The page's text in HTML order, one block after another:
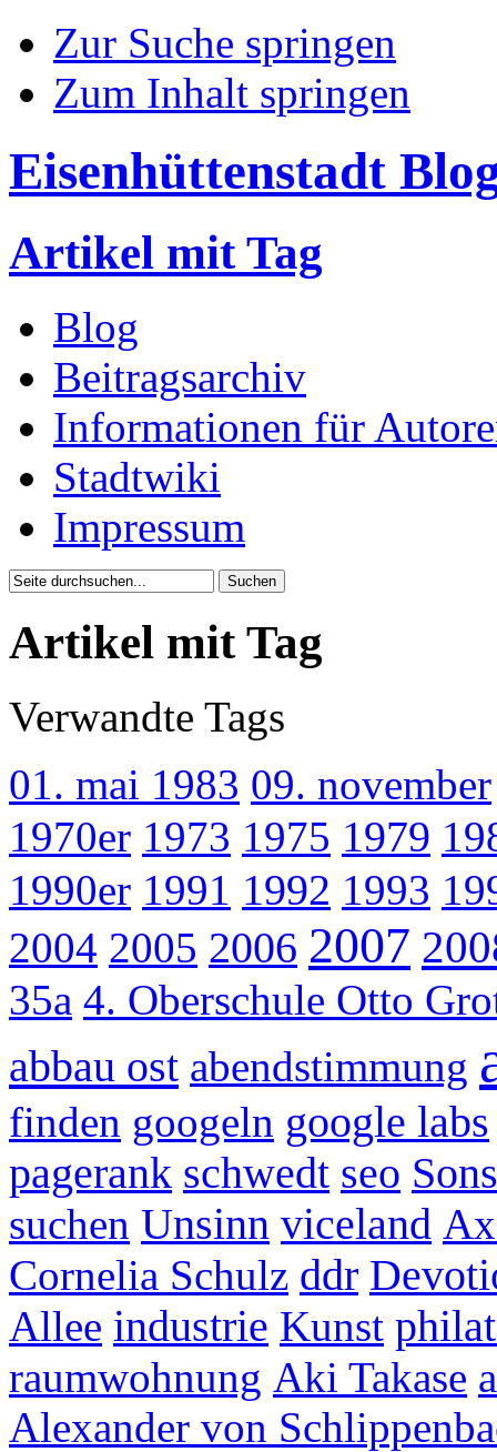
Zur Suche springen
Zum Inhalt springen
Eisenhüttenstadt
Artikel mit Tag
Blog
Beitragsarchiv
Informationen für
Stadtwiki
Impressum
Artikel mit Tag
Verwandte Tags
01. mai 1983 09. november
1970er 1973 1975 1979
1990er 1991 1992 1993
2004 2005 2006 2007
35a 4. Oberschule Otto
abbau ost abendstimmung
finden googeln google labs
pagerank schwedt seo
suchen Unsinn viceland
Cornelia Schulz ddr
Allee industrie Kunst
raumwohnung Aki Takase
Alexander von